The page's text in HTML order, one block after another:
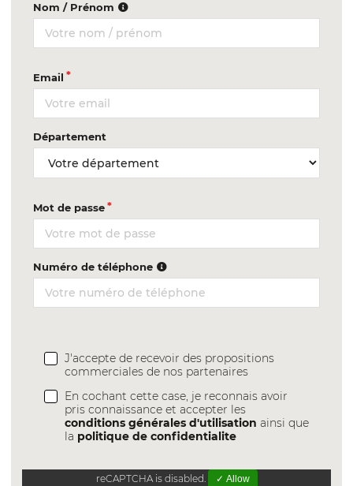
Nom / Prénom
Email
Département
Mot de passe
Numéro de téléphone
J'accepte de recevoir des propositions
commerciales de nos partenaires
En cochant cette case, je reconnais avoir
pris connaissance et accepter les
conditions générales d'utilisation ainsi que
la politique de confidentialite
reCAPTCHA is disabled. ✓ Allow